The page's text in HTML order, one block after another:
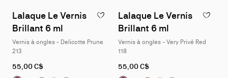
Lalaque Le Vernis
Brillant 6 ml
AJOUTER À LA WISLIST - LALAQUE LE
Vernis à ongles - Delicotte Prune
213
55,00 C$
Lalaque Le Vernis
Brillant 6 ml
Vernis à ongles - Very Privé Red
118
55,00 C$